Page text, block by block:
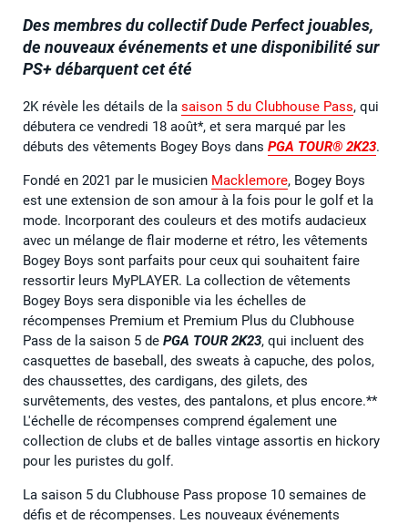
Des membres du collectif Dude Perfect jouables,
de nouveaux événements et une disponibilité sur
PS+ débarquent cet été
2K révèle les détails de la saison 5 du Clubhouse Pass, qui
débutera ce vendredi 18 août*, et sera marqué par les
débuts des vêtements Bogey Boys dans PGA TOUR® 2K23.
Fondé en 2021 par le musicien Macklemore, Bogey Boys
est une extension de son amour à la fois pour le golf et la
mode. Incorporant des couleurs et des motifs audacieux
avec un mélange de flair moderne et rétro, les vêtements
Bogey Boys sont parfaits pour ceux qui souhaitent faire
ressortir leurs MyPLAYER. La collection de vêtements
Bogey Boys sera disponible via les échelles de
récompenses Premium et Premium Plus du Clubhouse
Pass de la saison 5 de PGA TOUR 2K23, qui incluent des
casquettes de baseball, des sweats à capuche, des polos,
des chaussettes, des cardigans, des gilets, des
survêtements, des vestes, des pantalons, et plus encore.**
L'échelle de récompenses comprend également une
collection de clubs et de balles vintage assortis en hickory
pour les puristes du golf.
La saison 5 du Clubhouse Pass propose 10 semaines de
défis et de récompenses. Les nouveaux événements